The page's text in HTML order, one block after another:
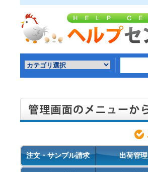
注文・サンプル請求 出荷管理